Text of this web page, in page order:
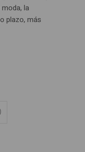
la
plazo, más